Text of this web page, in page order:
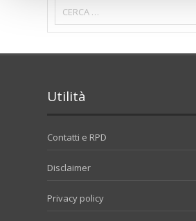
Utilità
Contatti e RPD
Disclaimer
Privacy policy